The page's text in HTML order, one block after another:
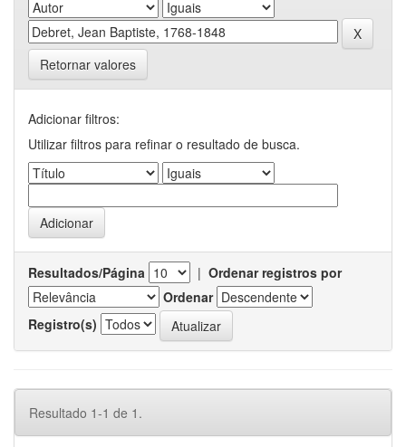
Retornar valores
Adicionar filtros:
Utilizar filtros para refinar o resultado de busca.
Resultados/Página | Ordenar registros por
Ordenar
Registro(s)
Resultado 1-1 de 1.